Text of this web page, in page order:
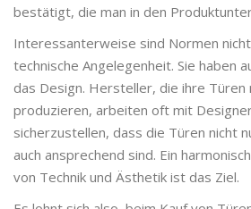
bestätigt, die man in den
Interessanterweise sind Normen
technische Angelegenheit. Sie haben
das Design. Hersteller, die ihre Türen
produzieren, arbeiten oft mit
sicherzustellen, dass die Türen nicht
auch ansprechend sind. Ein
von Technik und Ästhetik ist das Ziel.